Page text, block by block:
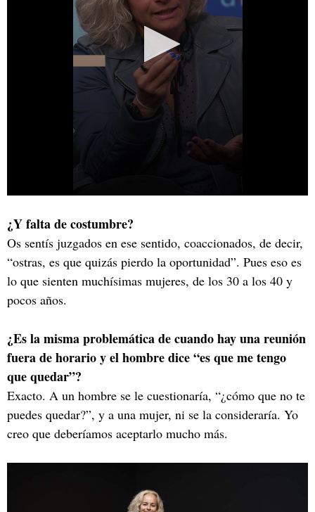
¿Y falta de costumbre?
Os sentís juzgados en ese sentido, coaccionados, de decir,
“ostras, es que quizás pierdo la oportunidad”. Pues eso es
lo que sienten muchísimas mujeres, de los 30 a los 40 y
pocos años.
¿Es la misma problemática de cuando hay una reunión
fuera de horario y el hombre dice “es que me tengo
que quedar”?
Exacto. A un hombre se le cuestionaría, “¿cómo que no te
puedes quedar?”, y a una mujer, ni se la consideraría. Yo
creo que deberíamos aceptarlo mucho más.